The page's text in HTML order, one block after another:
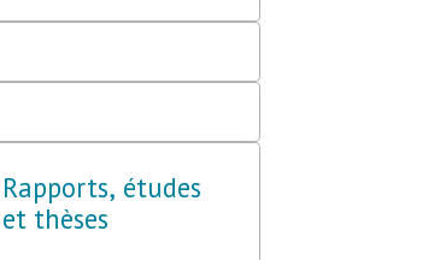
Rapports, études
et thèses